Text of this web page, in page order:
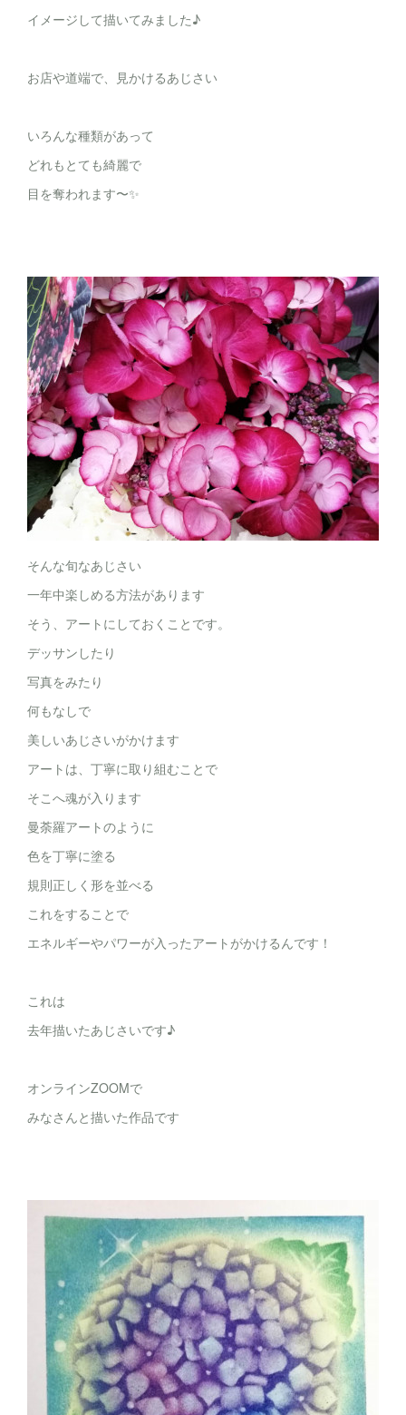
イメージして描いてみました♪
お店や道端で、見かけるあじさい
いろんな種類があって
どれもとても綺麗で
目を奪われます〜✨
そんな旬なあじさい
一年中楽しめる方法があります
そう、アートにしておくことです。
デッサンしたり
写真をみたり
何もなしで
美しいあじさいがかけます
アートは、丁寧に取り組むことで
そこへ魂が入ります
曼荼羅アートのように
色を丁寧に塗る
規則正しく形を並べる
これをすることで
エネルギーやパワーが入ったアートがかけるんです！
これは
去年描いたあじさいです♪
オンラインZOOMで
みなさんと描いた作品です